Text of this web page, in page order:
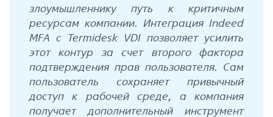
злоумышленнику путь к критичным
ресурсам компании. Интеграция Indeed
MFA с Termidesk VDI позволяет усилить
этот контур за счет второго фактора
подтверждения прав пользователя. Сам
пользователь сохраняет привычный
доступ к рабочей среде, а компания
получает дополнительный инструмент